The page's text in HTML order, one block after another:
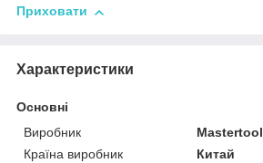
Приховати
Характеристики
Основні
Виробник
Mastertool
Країна виробник
Китай